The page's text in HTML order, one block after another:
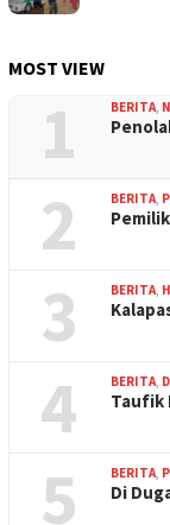
MOST VIEW
1 BERITA
2 BERITA
3 BERITA
4 BERITA
Taufik
5 BERITA
Di